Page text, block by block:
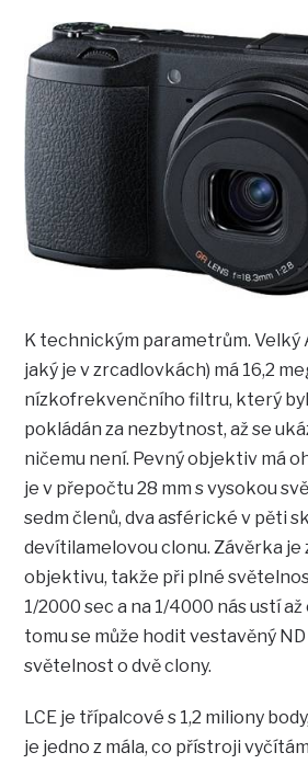
K technickým parametrům. Velký
jaký je v zrcadlovkách) má 16,2
nízkofrekvenčního filtru, který
pokládán za nezbytnost, až se
ničemu není. Pevný objektiv má
je v přepočtu 28 mm s vysokou
sedm členů, dva asférické v pěti
devítilamelovou clonu. Závěrka je
objektivu, takže při plné
1/2000 sec a na 1/4000 nás ustí
tomu se může hodit vestavěný
světelnost o dvě clony.
LCE je třípalcové s 1,2 miliony
je jedno z mála, co přístroji